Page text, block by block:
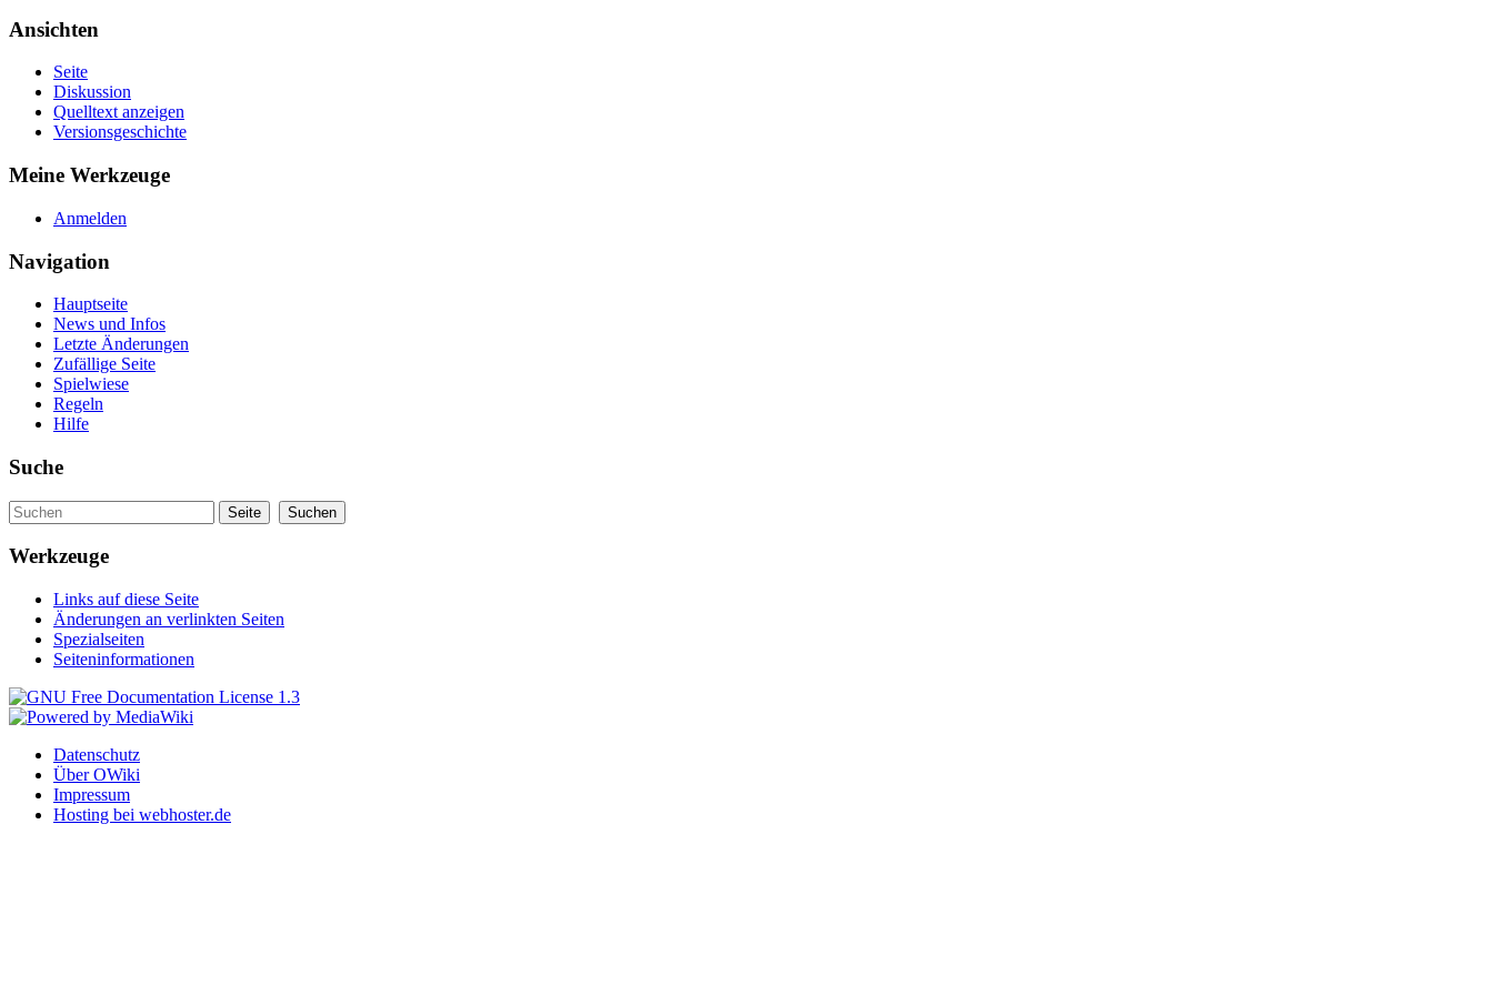
Ansichten
Seite
Diskussion
Quelltext anzeigen
Versionsgeschichte
Meine Werkzeuge
Anmelden
Navigation
Hauptseite
News und Infos
Letzte Änderungen
Zufällige Seite
Spielwiese
Regeln
Hilfe
Suche
Werkzeuge
Links auf diese Seite
Änderungen an verlinkten Seiten
Spezialseiten
Seiteninformationen
Datenschutz
Über OWiki
Impressum
Hosting bei webhoster.de